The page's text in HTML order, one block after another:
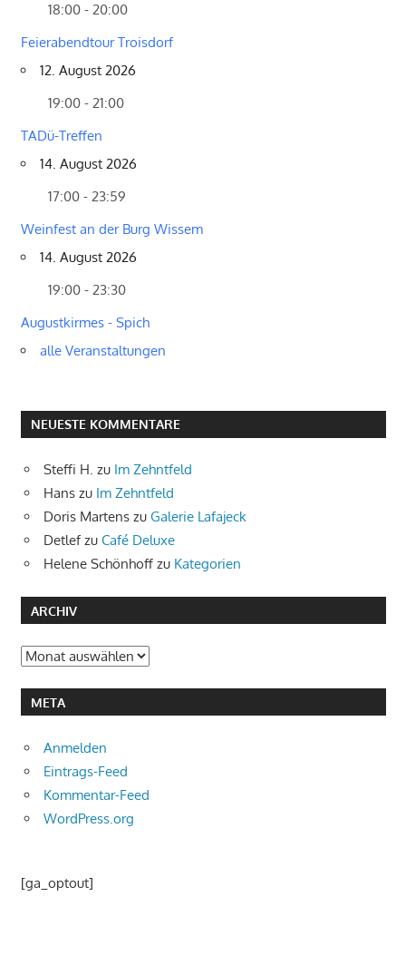
18:00 - 20:00
Feierabendtour Troisdorf
12. August 2026
19:00 - 21:00
TADü-Treffen
14. August 2026
17:00 - 23:59
Weinfest an der Burg Wissem
14. August 2026
19:00 - 23:30
Augustkirmes - Spich
alle Veranstaltungen
NEUESTE KOMMENTARE
Steffi H. zu Im Zehntfeld
Hans zu Im Zehntfeld
Doris Martens zu Galerie Lafajeck
Detlefzu Café Deluxe
Helene Schönhoff zu Kategorien
ARCHIV
Archiv
META
Anmelden
Eintrags-Feed
Kommentar-Feed
WordPress.org
[ga_optout]